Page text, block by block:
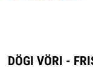
DÖGI VÖRI -